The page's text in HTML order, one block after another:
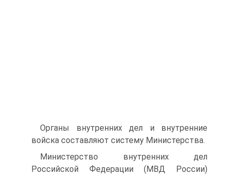
Органы внутренних дел и внутренние
войска составляют систему Министерства.
Министерство внутренних дел
Российской Федерации (МВД России)